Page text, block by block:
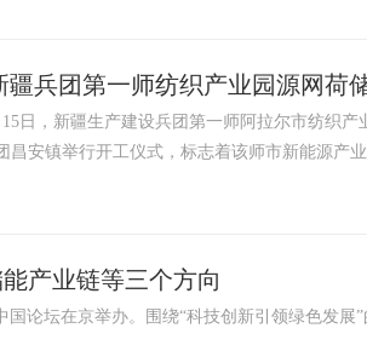
疆兵团第一师纺织产业园源网荷
，新疆生产建设兵团第一师阿拉尔市纺织产
昌安镇举行开工仪式，标志着该师市新能源产
产业链等三个方向
论坛在京举办。围绕“科技创新引领绿色发展